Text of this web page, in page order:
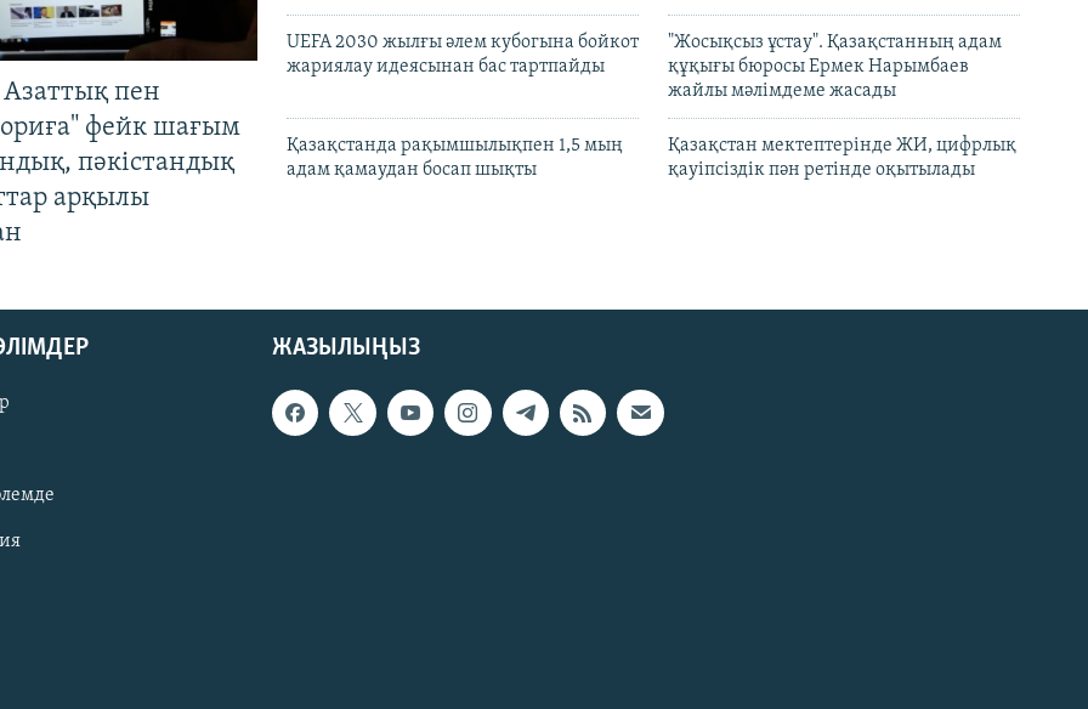
Азаттық пен
фейк шағым
пәкістандық
арқылы
UEFA 2030 жылғы әлем кубогына бойкот
жариялау идеясынан бас тартпайды
"Жосықсыз ұстау". Қазақстанның адам
құқығы бюросы Ермек Нарымбаев
жайлы мәлімдеме жасады
Қазақстанда рақымшылықпен 1,5 мың
адам қамаудан босап шықты
Қазақстан мектептерінде ЖИ, цифрлық
қауіпсіздік пән ретінде оқытылады
ЖАЗЫЛЫҢЫЗ